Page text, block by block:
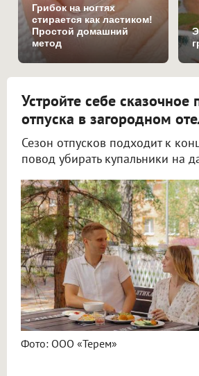
Грибок на ногтях
стирается как ластиком!
Простой домашний
метод
Устройте себе
отпуска в загородном
Сезон отпусков подходит к
повод убирать купальники на
Фото: ООО «Терем»